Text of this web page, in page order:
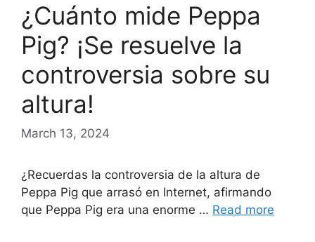
¿Cuánto mide Peppa
Pig? ¡Se resuelve la
controversia sobre su
altura!
March 13, 2024
¿Recuerdas la controversia de la altura de
Peppa Pig que arrasó en Internet, afirmando
que Peppa Pig era una enorme … Read more